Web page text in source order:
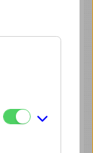
Tickets
Tickets